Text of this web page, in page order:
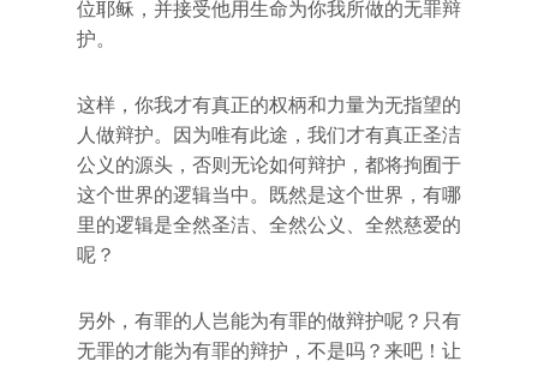
位耶稣，并接受他用生命为你我所做的无罪辩
护。
这样，你我才有真正的权柄和力量为无指望的
人做辩护。因为唯有此途，我们才有真正圣洁
公义的源头，否则无论如何辩护，都将拘囿于
这个世界的逻辑当中。既然是这个世界，有哪
里的逻辑是全然圣洁、全然公义、全然慈爱的
呢？
另外，有罪的人岂能为有罪的做辩护呢？只有
无罪的才能为有罪的辩护，不是吗？来吧！让